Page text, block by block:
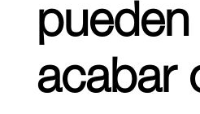
pueden
acabar